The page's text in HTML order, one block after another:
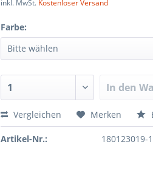
inkl. MwSt. Kostenloser Versand
Farbe:
In den
Vergleichen Merken
Artikel-Nr.: 180123019-